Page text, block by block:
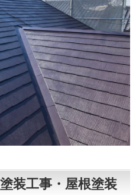
装工事・屋根塗装